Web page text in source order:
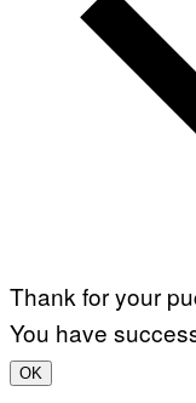
Thank for your
You have
OK